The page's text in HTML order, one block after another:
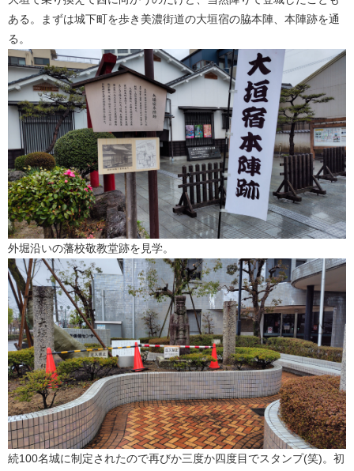
ある。まずは城下町を歩き美濃街道の大垣宿の脇本陣、本陣跡を通
る。
外堀沿いの藩校敬教堂跡を見学。
続100名城に制定されたので再びか三度か四度目でスタンプ(笑)。初